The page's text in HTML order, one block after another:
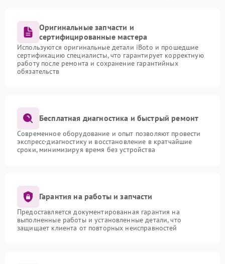
Оригинальные запчасти и
сертифицированные мастера
Используются оригинальные детали iBoto и прошедшие
сертификацию специалисты, что гарантирует корректную
работу после ремонта и сохранение гарантийных
обязательств
Бесплатная диагностика и быстрый ремонт
Современное оборудование и опыт позволяют провести
экспресс-диагностику и восстановление в кратчайшие
сроки, минимизируя время без устройства
Гарантия на работы и запчасти
Предоставляется документированная гарантия на
выполненные работы и установленные детали, что
защищает клиента от повторных неисправностей